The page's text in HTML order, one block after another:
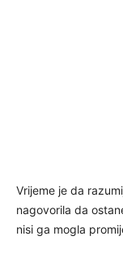
Vrijeme je da
nagovorila da
nisi ga mogla